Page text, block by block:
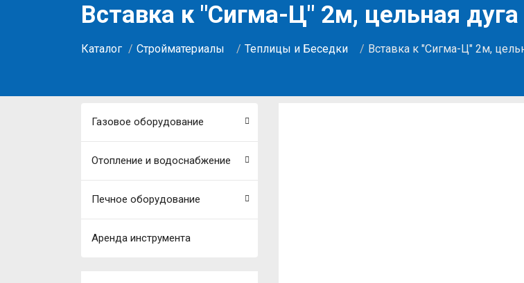
Вставка к "Сигма-Ц" 2м, цельная
Каталог Стройматериалы Теплицы и Беседки Вставка к "Сигма-Ц" 2м,
Газовое оборудование
Отопление и водоснабжение
Печное оборудование
Аренда инструмента